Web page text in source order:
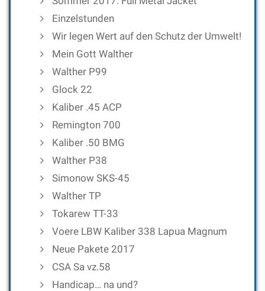
Einzelstunden
Wir legen Wert auf den Schutz der Umwelt!
Mein Gott Walther
Walther P99
Glock 22
Kaliber .45 ACP
Remington 700
Kaliber .50 BMG
Walther P38
Simonow SKS-45
Walther TP
Tokarew TT-33
Voere LBW Kaliber 338 Lapua Magnum
Neue Pakete 2017
CSA Sa vz.58
Handicap… na und?